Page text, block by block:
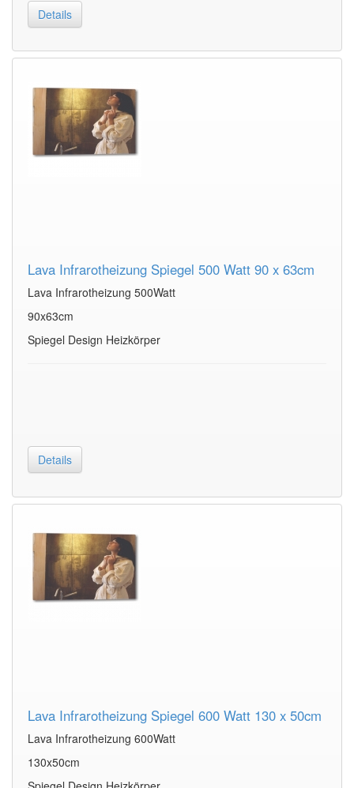
Details
Lava Infrarotheizung Spiegel 500 Watt 90 x 63cm
Lava Infrarotheizung 500Watt
90x63cm
Spiegel Design Heizkörper
Details
Lava Infrarotheizung Spiegel 600 Watt 130 x 50cm
Lava Infrarotheizung 600Watt
130x50cm